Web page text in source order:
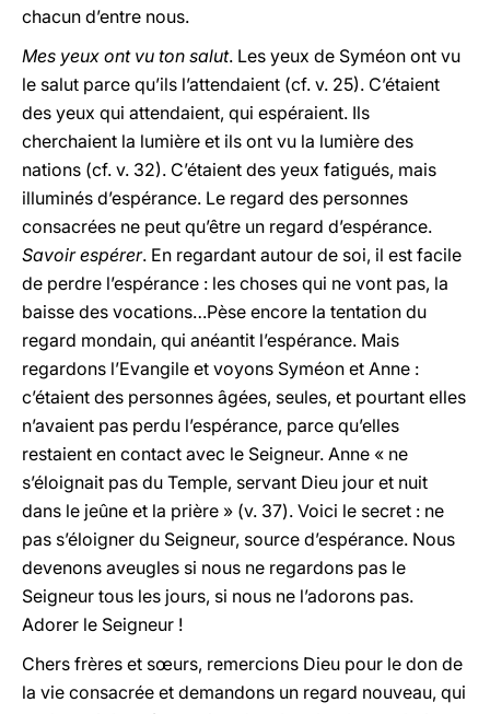
chacun d’entre nous.
Mes yeux ont vu ton salut. Les yeux de Syméon ont vu
le salut parce qu’ils l’attendaient (cf. v. 25). C’étaient
des yeux qui attendaient, qui espéraient. Ils
cherchaient la lumière et ils ont vu la lumière des
nations (cf. v. 32). C’étaient des yeux fatigués, mais
illuminés d’espérance. Le regard des personnes
consacrées ne peut qu’être un regard d’espérance.
Savoir espérer. En regardant autour de soi, il est facile
de perdre l’espérance : les choses qui ne vont pas, la
baisse des vocations…Pèse encore la tentation du
regard mondain, qui anéantit l’espérance. Mais
regardons l’Evangile et voyons Syméon et Anne :
c’étaient des personnes âgées, seules, et pourtant elles
n’avaient pas perdu l’espérance, parce qu’elles
restaient en contact avec le Seigneur. Anne « ne
s’éloignait pas du Temple, servant Dieu jour et nuit
dans le jeûne et la prière » (v. 37). Voici le secret : ne
pas s’éloigner du Seigneur, source d’espérance. Nous
devenons aveugles si nous ne regardons pas le
Seigneur tous les jours, si nous ne l’adorons pas.
Adorer le Seigneur !
Chers frères et sœurs, remercions Dieu pour le don de
la vie consacrée et demandons un regard nouveau, qui